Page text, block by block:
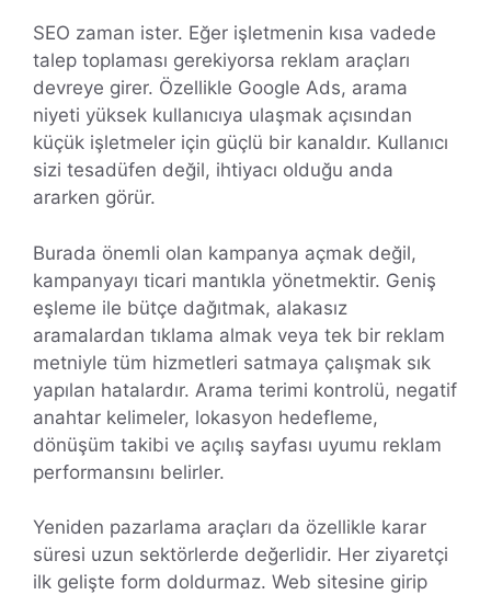
SEO zaman ister. Eğer işletmenin kısa vadede
talep toplaması gerekiyorsa reklam araçları
devreye girer. Özellikle Google Ads, arama
niyeti yüksek kullanıcıya ulaşmak açısından
küçük işletmeler için güçlü bir kanaldır. Kullanıcı
sizi tesadüfen değil, ihtiyacı olduğu anda
ararken görür.
Burada önemli olan kampanya açmak değil,
kampanyayı ticari mantıkla yönetmektir. Geniş
eşleme ile bütçe dağıtmak, alakasız
aramalardan tıklama almak veya tek bir reklam
metniyle tüm hizmetleri satmaya çalışmak sık
yapılan hatalardır. Arama terimi kontrolü, negatif
anahtar kelimeler, lokasyon hedefleme,
dönüşüm takibi ve açılış sayfası uyumu reklam
performansını belirler.
Yeniden pazarlama araçları da özellikle karar
süresi uzun sektörlerde değerlidir. Her ziyaretçi
ilk gelişte form doldurmaz. Web sitesine girip